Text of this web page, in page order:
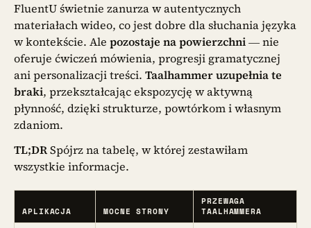
FluentU świetnie zanurza w autentycznych
materiałach wideo, co jest dobre dla słuchania języka
w kontekście. Ale pozostaje na powierzchni— nie
oferuje ćwiczeń mówienia, progresji gramatycznej
ani personalizacji treści. Taalhammer uzupełnia te
braki, przekształcając ekspozycję w aktywną
płynność, dzięki strukturze, powtórkom i własnym
zdaniom.
TL;DRSpójrz na tabelę, w której zestawiłam
wszystkie informacje.
APLIKACJA MOCNE STRONY
PRZEWAGA
TAALHAMMERA